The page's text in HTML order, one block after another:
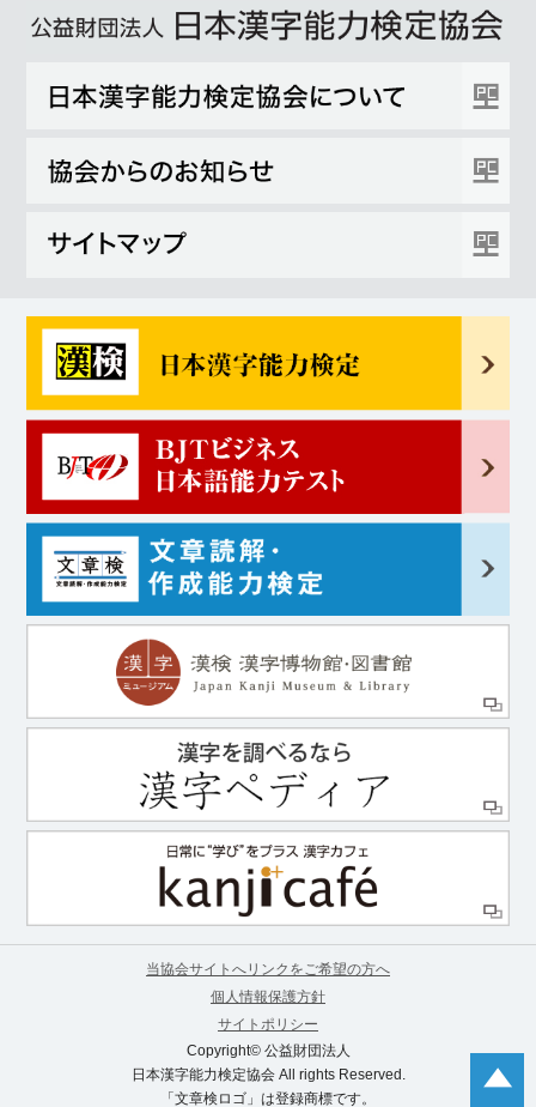
当協会サイトへリンクをご希望の方へ
個人情報保護方針
サイトポリシー
Copyright© 公益財団法人
日本漢字能力検定協会 All rights Reserved.
「文章検ロゴ」は登録商標です。